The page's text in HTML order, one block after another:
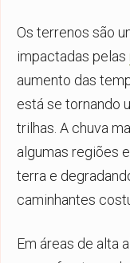
Os terrenos são
impactadas pelas
aumento das
está se tornando
trilhas. A chuva
algumas regiões
terra e
caminhantes
Em áreas de alta